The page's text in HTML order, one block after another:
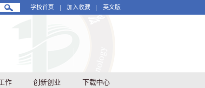
学校首页 加入收藏 英文版
作 创新创业 下载中心